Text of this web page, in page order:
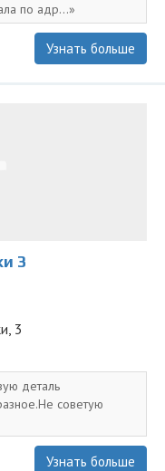
по адр...
Узнать больше
3
3
деталь
советую
Узнать больше